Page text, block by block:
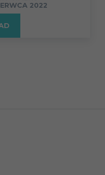
2022